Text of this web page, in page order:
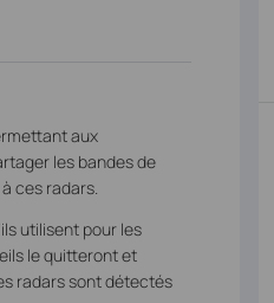
aux
les bandes de
ces radars.
utilisent pour les
le quitteront et
radars sont détectés